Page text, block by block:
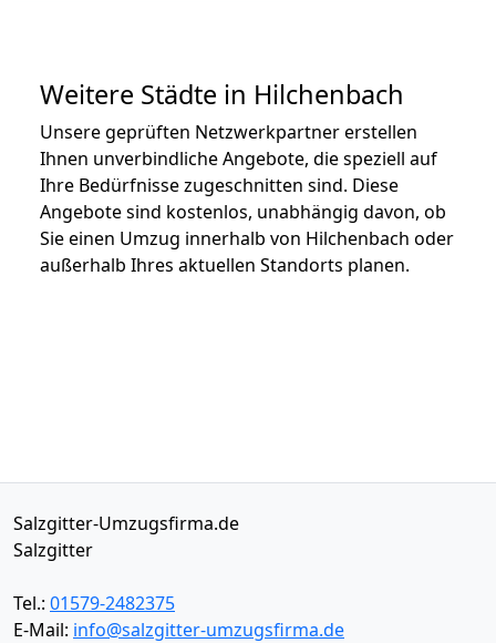
Weitere Städte in Hilchenbach
Unsere geprüften Netzwerkpartner erstellen
Ihnen unverbindliche Angebote, die speziell auf
Ihre Bedürfnisse zugeschnitten sind. Diese
Angebote sind kostenlos, unabhängig davon, ob
Sie einen Umzug innerhalb von Hilchenbach oder
außerhalb Ihres aktuellen Standorts planen.
Salzgitter-Umzugsfirma.de
Salzgitter
Tel.: 01579-2482375
E-Mail: info@salzgitter-umzugsfirma.de